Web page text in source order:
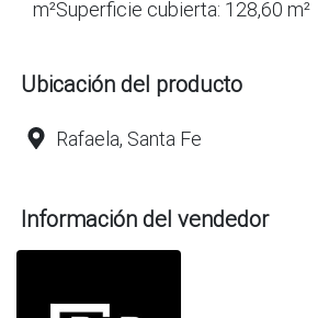
m²Superficie cubierta: 128,60 m²
Ubicación del producto
Rafaela, Santa Fe
Información del vendedor